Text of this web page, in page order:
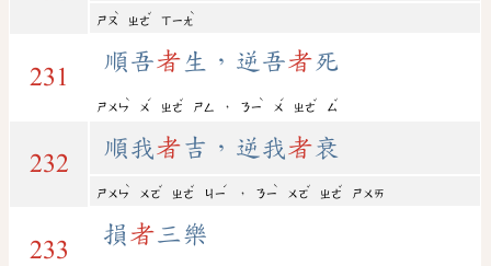
ㄕㄡ
ˋ
ㄓㄜ
ˇ
ㄒㄧㄤ
ˋ
231
順吾者 生，逆吾者死
ㄕㄨㄣ
ˋ
ㄨ
ˊ
ㄓㄜ
ˇ
ㄕㄥ ， ㄋㄧ
ˋ
ㄨ
ˊ
ㄓㄜ
ˇ
ㄙ
ˇ
232
順我者吉，逆我者衰
ㄕㄨㄣ
ˋ
ㄨㄛ
ˇ
ㄓㄜ
ˇ
ㄐㄧ
ˊ
， ㄋㄧ
ˋ
ㄨㄛ
ˇ
ㄓㄜ
ˇ
ㄕㄨㄞ
233
損 者三樂